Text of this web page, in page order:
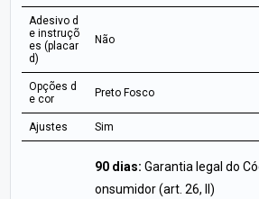
Adesivo d
e instruçõ
es (placar
d)
Não
Opções d
e cor
Preto Fosco
Ajustes Sim
90 dias: Garantia legal do
onsumidor (art. 26, II)